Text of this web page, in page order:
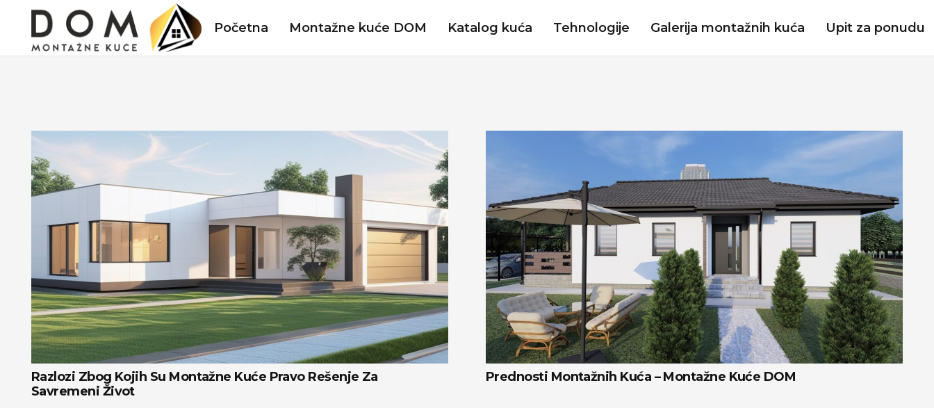
Početna Montažne kuće DOM Katalog kuća Tehnologije Galerija montažnih kuća Upit za ponudu
Razlozi Zbog Kojih Su Montažne Kuće Pravo Rešenje Za
Savremeni Život
Prednosti Montažnih Kuća – Montažne Kuće DOM